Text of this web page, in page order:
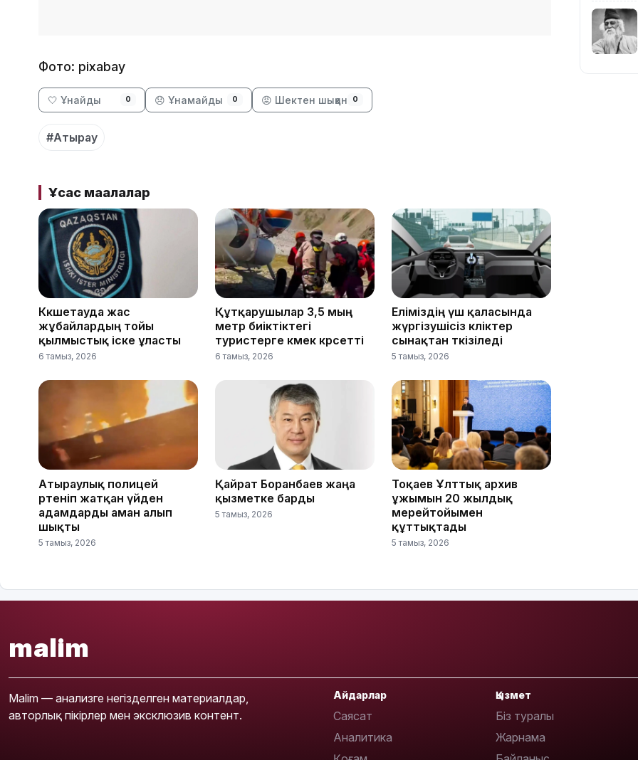
Фото: pixabay
🤍 Ұнайды 0 😞 Ұнамайды 0 😡 Шектен шыққан 0
#Атырау
Ұқсас мақалалар
Көкшетауда жас
жұбайлардың тойы
қылмыстық іске ұласты
6 тамыз, 2026
Құтқарушылар 3,5 мың
метр биіктіктегі
туристерге көмек көрсетті
6 тамыз, 2026
Еліміздің үш қаласында
жүргізушісіз көліктер
сынақтан өткізіледі
5 тамыз, 2026
Атыраулық полицей
өртеніп жатқан үйден
адамдарды аман алып
шықты
5 тамыз, 2026
Қайрат Боранбаев жаңа
қызметке барды
5 тамыз, 2026
Тоқаев Ұлттық архив
ұжымын 20 жылдық
мерейтойымен
құттықтады
5 тамыз, 2026
19:46
malim
Malim — анализге негізделген материалдар,
авторлық пікірлер мен эксклюзив контент.
Айдарлар
Саясат
Аналитика
Қызмет
Біз туралы
Жарнама